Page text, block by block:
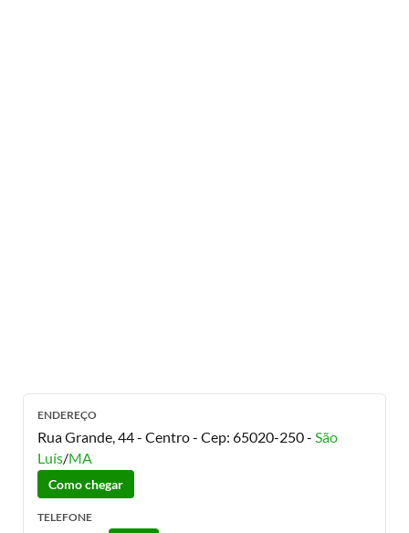
ENDEREÇO
Rua Grande, 44 - Centro- Cep: 65020-250- São
Luís/MA
Como chegar
TELEFONE